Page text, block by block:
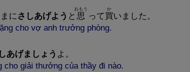
にさしあげよう と 思
おもう
って 買
か
いました。
cho vợ anh trưởng phòng.
あげましょう よ。
cho giải thưởng của thầy đi nào.